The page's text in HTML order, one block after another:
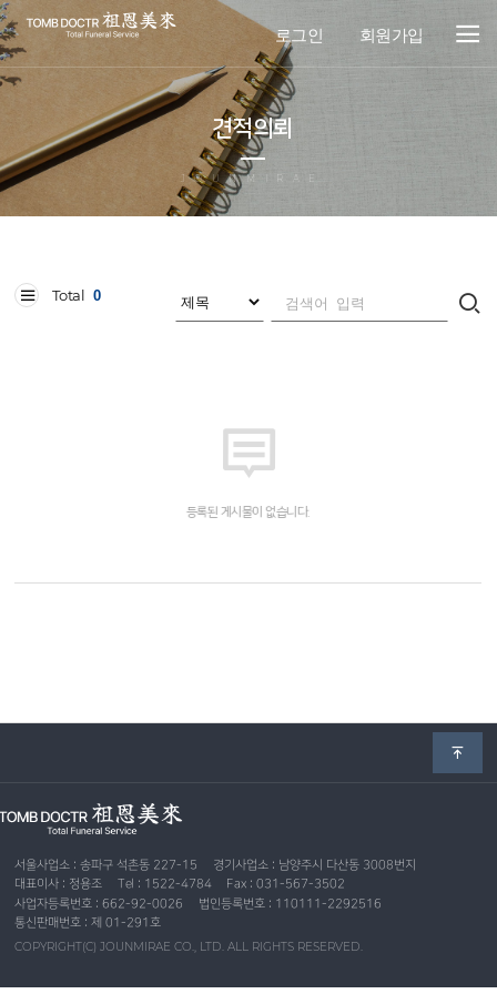
로그인 회원가입
견적의뢰
JOUNMIRAE
Total 0
등록된 게시물이 없습니다.
서울사업소 : 송파구 석촌동 227-15
경기사업소 : 남양주시 다산동 3008번지
대표이사 : 정용조
Tel : 1522-4784
Fax : 031-567-3502
사업자등록번호 : 662-92-0026
법인등록번호 : 110111-2292516
통신판매번호 : 제 01-291호
COPYRIGHT(C) JOUNMIRAE CO., LTD. ALL RIGHTS RESERVED.